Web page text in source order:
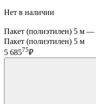
Нет в наличии
Пакет (полиэтилен) 5 м —
Пакет (полиэтилен) 5 м
5 68575₽